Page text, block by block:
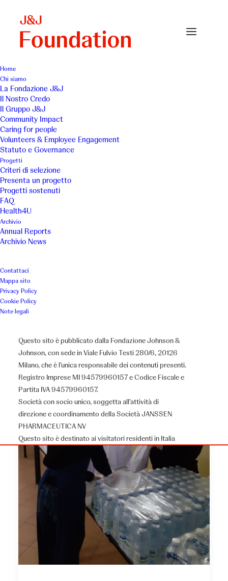
Home
Chi siamo
La Fondazione J&J
Il Nostro Credo
Il Gruppo J&J
Community Impact
Caring for people
Volunteers & Employee Engagement
Statuto e Governance
Progetti
Criteri di selezione
Presenta un progetto
Progetti sostenuti
FAQ
Health4U
Archivio
Annual Reports
Archivio News
Contattaci
Mappa sito
Privacy Policy
Cookie Policy
Note legali
Questo sito è pubblicato dalla Fondazione Johnson &
Johnson, con sede in Viale Fulvio Testi 280/6, 20126
Milano, che è l’unica responsabile dei contenuti presenti.
Registro Imprese MI 94579960157 e Codice Fiscale e
Partita IVA 94579960157.
Società con socio unico, soggetta all’attività di
direzione e coordinamento della Società JANSSEN
PHARMACEUTICA NV
Questo sito è destinato ai visitatori residenti in Italia
Frati Minori del
Piemonte Onlus